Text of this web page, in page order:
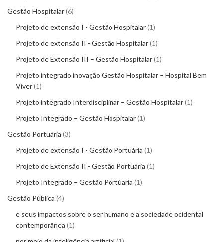
Gestão Hospitalar 6
Projeto de extensão I - Gestão Hospitalar 1
Projeto de extensão II - Gestão Hospitalar 1
Projeto de Extensão III – Gestão Hospitalar 1
Projeto integrado inovação Gestão Hospitalar – Hospital Bem
Viver 1
Projeto integrado Interdisciplinar – Gestão Hospitalar 1
Projeto Integrado – Gestão Hospitalar 1
Gestão Portuária 3
Projeto de extensão I - Gestão Portuária 1
Projeto de Extensão II - Gestão Portuária 1
Projeto Integrado – Gestão Portúaria 1
Gestão Pública 4
e seus impactos sobre o ser humano e a sociedade ocidental
contemporânea 1